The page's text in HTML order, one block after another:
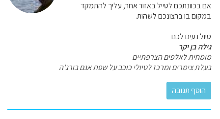
אם בכוונתכם לטייל באזור אחר, עליך להתמקד
במקום בו ברצונכם לשהות.
טיול נעים לכם
גילה בן יקר
מומחית לאלפים הצרפתיים
בעלת צימרים ומרכז לטיולי כוכב על שפת אגם בורג'ה